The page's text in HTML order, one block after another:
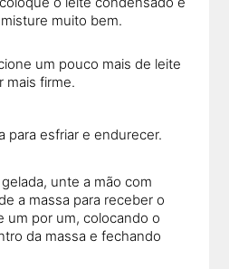
muito bem.
um pouco mais de leite
mais firme.
para esfriar e endurecer.
unte a mão com
a massa para receber o
um por um, colocando o
da massa e fechando